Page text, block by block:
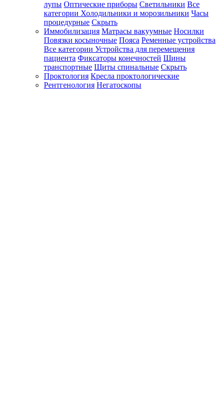
лупы Оптические приборы Светильники Все
категории Холодильники и морозильники Часы
процедурные Скрыть
Иммобилизация Матрасы вакуумные Носилки
Повязки косыночные Пояса Ременные устройства
Все категории Устройства для перемещения
пациента Фиксаторы конечностей Шины
транспортные Щиты спинальные Скрыть
Проктология Кресла проктологические
Рентгенология Негатоскопы